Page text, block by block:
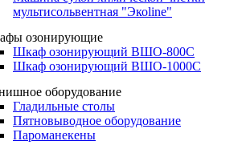
мультисольвентная "Экоline"
озонирующие
Шкаф озонирующий ВШО-800С
Шкаф озонирующий ВШО-1000С
оборудование
Гладильные столы
Пятновыводное оборудование
Пароманекены